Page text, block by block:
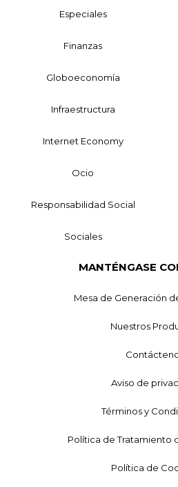
Especiales
Finanzas
Globoeconomía
Infraestructura
Internet Economy
Ocio
Responsabilidad Social
Sociales
MANTÉNGASE
Mesa de Generación
Nuestros
Aviso de
Términos y
Política de Tratamiento
Política de